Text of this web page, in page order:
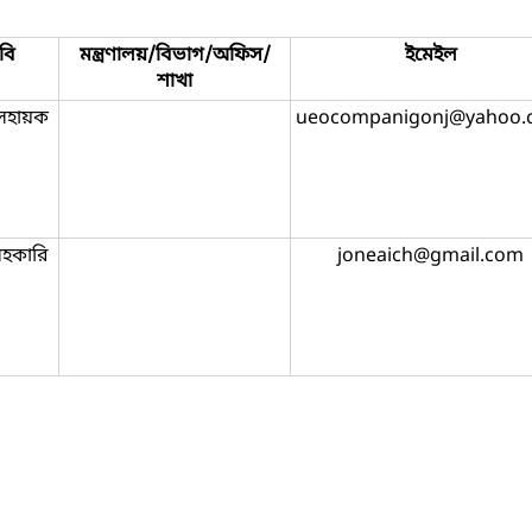
মন্ত্রণালয়/বিভাগ/অফিস/
শাখা
ইমেইল
joneaich@gmail.com